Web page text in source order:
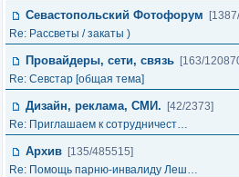
Севастопольский Фотофорум
Re: Рассветы / закаты )
Провайдеры, сети, связь [163/
Re: Cевстар [общая тема]
Дизайн, реклама, СМИ.
[42/2373]
Re: Приглашаем к сотрудничест…
Архив [135/485515]
Re: Помощь парню-инвалиду Леш…